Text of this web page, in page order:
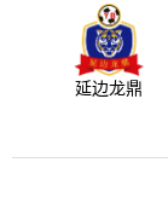
延边龙鼎